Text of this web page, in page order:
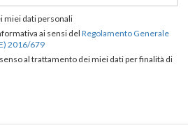
miei dati personali
ai sensi del Regolamento Generale
2016/679
al trattamento dei miei dati per finalità di